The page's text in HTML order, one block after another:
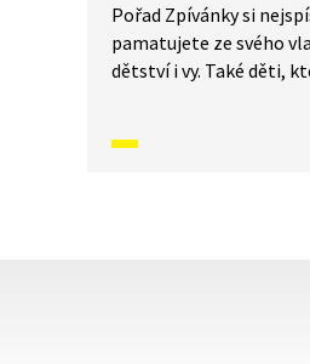
Pořad Zpívánky si
pamatujete ze svého
dětství i vy. Také děti,
písněmi, zvyky, tradicemi